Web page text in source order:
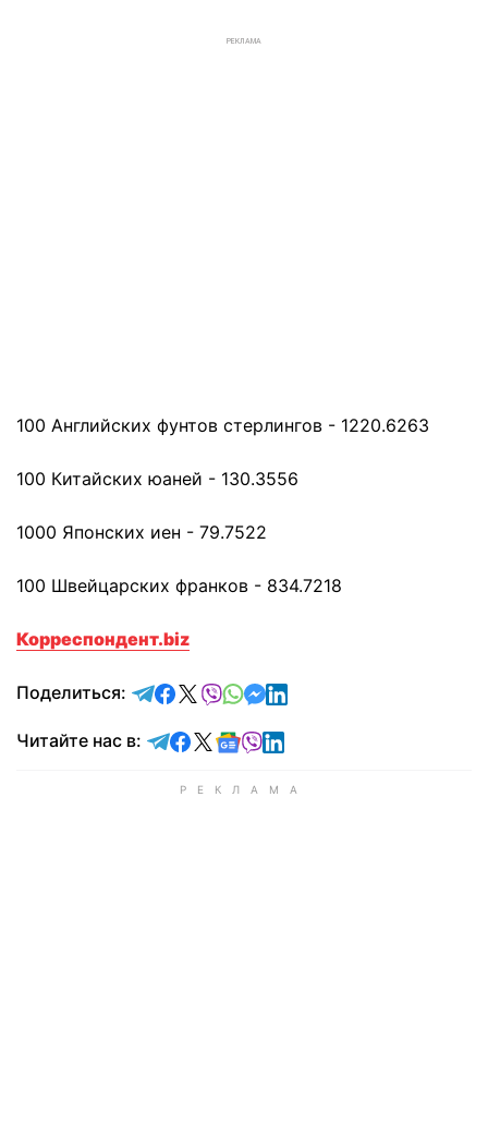
РЕКЛАМА
100 Английских фунтов стерлингов - 1220.6263
100 Китайских юаней - 130.3556
1000 Японских иен - 79.7522
100 Швейцарских франков - 834.7218
Корреспондент.biz
Поделиться: отправить в Telegram
поделиться в Facebook
поделиться в X
отправить в Viber
отправить в Whatsapp
отправить в Messenger
отправить в LinkedIn
Читайте нас в: Читайте в Telegram
Читайте в Facebook
Читайте в X
Читайте в Google news
Читайте в Viber
Читайте в LinkedIn